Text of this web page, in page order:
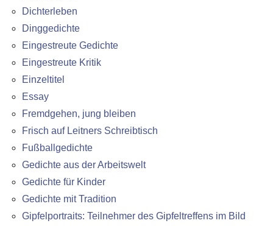
Dichterleben
Dinggedichte
Eingestreute Gedichte
Eingestreute Kritik
Einzeltitel
Essay
Fremdgehen, jung bleiben
Frisch auf Leitners Schreibtisch
Fußballgedichte
Gedichte aus der Arbeitswelt
Gedichte für Kinder
Gedichte mit Tradition
Gipfelportraits: Teilnehmer des Gipfeltreffens im Bild